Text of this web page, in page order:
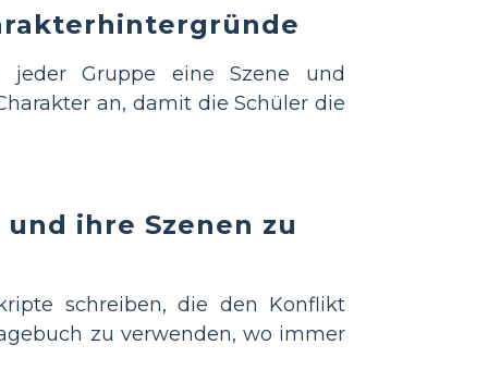
Gruppe eine Szene und
an, damit die Schüler die
ihre Szenen zu
schreiben, die den Konflikt
zu verwenden, wo immer